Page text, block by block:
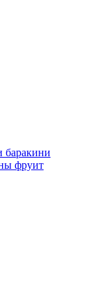
баракини
фруит